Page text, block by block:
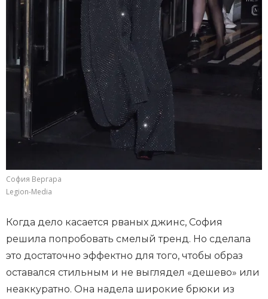
София Вергара
Legion-Media
Когда дело касается рваных джинс, София
решила попробовать смелый тренд. Но сделала
это достаточно эффектно для того, чтобы образ
оставался стильным и не выглядел «дешево» или
неаккуратно. Она надела широкие брюки из